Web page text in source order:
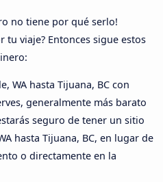
no tiene por qué serlo!
tu viaje? Entonces sigue estos
WA hasta Tijuana, BC con
generalmente más barato
seguro de tener un sitio
hasta Tijuana, BC, en lugar de
o directamente en la